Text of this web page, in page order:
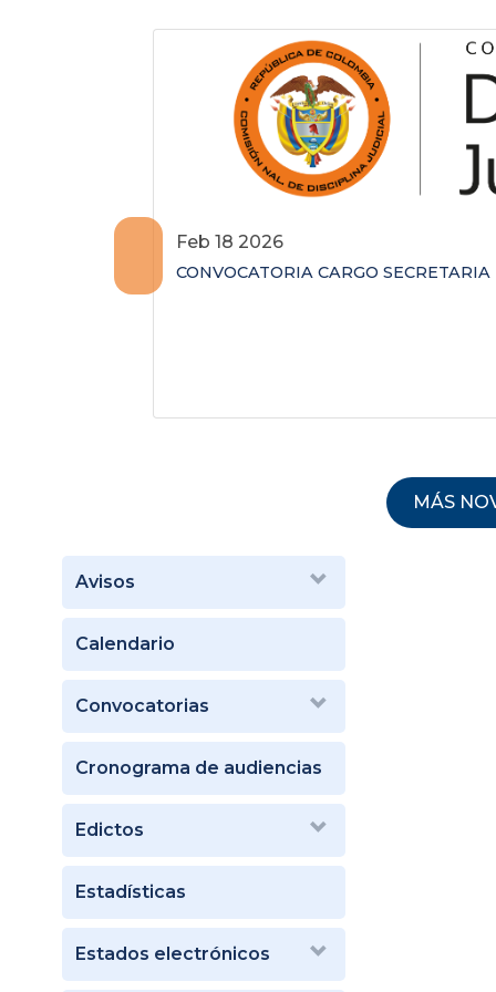
Feb 18 2026
CONVOCATORIA CARGO SECRETARIA
MÁS
Avisos
Calendario
Convocatorias
Cronograma de audiencias
Edictos
Estadísticas
Estados electrónicos